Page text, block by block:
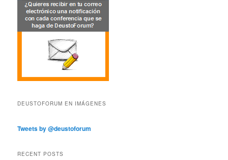
DEUSTOFORUM EN IMÁGENES
Tweets by @deustoforum
RECENT POSTS